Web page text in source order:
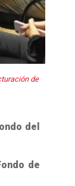
de
del
de